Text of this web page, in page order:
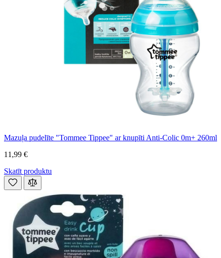
Mazuļa pudelīte "Tommee Tippee" ar knupīti Anti-Colic 0m+ 260ml
11,99 €
Skatīt produktu